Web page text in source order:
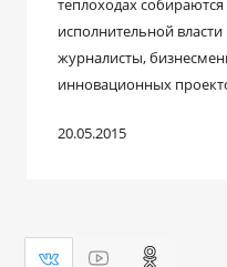
теплоходах собираются
исполнительной
журналисты,
инновационных
20.05.2015